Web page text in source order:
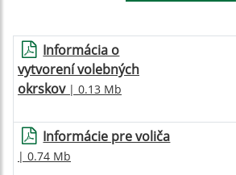
Informácia o
vytvorení volebných
okrskov| 0.13 Mb
Informácie pre voliča
| 0.74 Mb